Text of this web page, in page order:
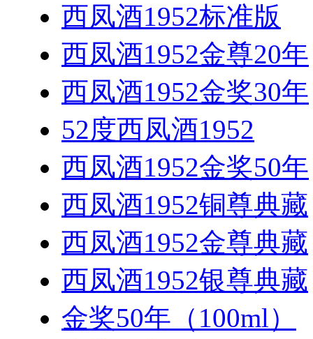
西凤酒1952标准版
西凤酒1952金尊20年
西凤酒1952金奖30年
52度西凤酒1952
西凤酒1952金奖50年
西凤酒1952铜尊典藏
西凤酒1952金尊典藏
西凤酒1952银尊典藏
金奖50年（100ml）